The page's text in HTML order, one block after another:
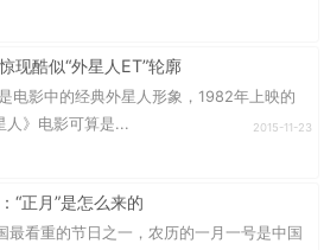
现酷似“外星人ET”轮廓
电影中的经典外星人形象，1982年上映的
人》电影可算是...
2015-11-23
“正月”是怎么来的
最看重的节日之一，农历的一月一号是中国